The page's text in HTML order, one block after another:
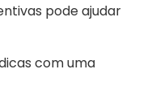
pode ajudar
com uma